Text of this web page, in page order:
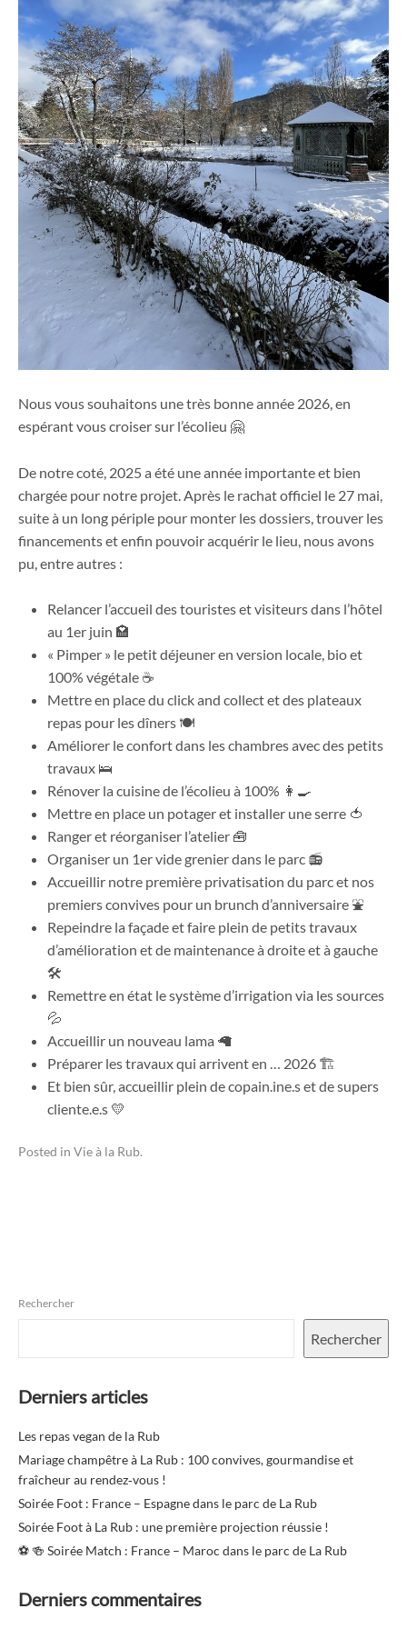
Nous vous souhaitons une très bonne année 2026, en
espérant vous croiser sur l’écolieu 🤗
De notre coté, 2025 a été une année importante et bien
chargée pour notre projet. Après le rachat officiel le 27 mai,
suite à un long périple pour monter les dossiers, trouver les
financements et enfin pouvoir acquérir le lieu, nous avons
pu, entre autres :
Relancer l’accueil des touristes et visiteurs dans l’hôtel
au 1er juin 🏩
« Pimper » le petit déjeuner en version locale, bio et
100% végétale ☕️
Mettre en place du click and collect et des plateaux
repas pour les dîners 🍽️
Améliorer le confort dans les chambres avec des petits
travaux 🛌
Rénover la cuisine de l’écolieu à 100% 👩‍🍳
Mettre en place un potager et installer une serre 🍅
Ranger et réorganiser l’atelier 🧰
Organiser un 1er vide grenier dans le parc 📻
Accueillir notre première privatisation du parc et nos
premiers convives pour un brunch d’anniversaire ⛲️
Repeindre la façade et faire plein de petits travaux
d’amélioration et de maintenance à droite et à gauche
🛠️
Remettre en état le système d’irrigation via les sources
💦
Accueillir un nouveau lama 🦙
Préparer les travaux qui arrivent en … 2026 🏗️
Et bien sûr, accueillir plein de copain.ine.s et de supers
cliente.e.s 💛
Posted in Vie à la Rub.
Rechercher
Rechercher
Derniers articles
Les repas vegan de la Rub
Mariage champêtre à La Rub : 100 convives, gourmandise et
fraîcheur au rendez‑vous !
Soirée Foot : France – Espagne dans le parc de La Rub
Soirée Foot à La Rub : une première projection réussie !
⚽️ 🍻 Soirée Match : France – Maroc dans le parc de La Rub
Derniers commentaires